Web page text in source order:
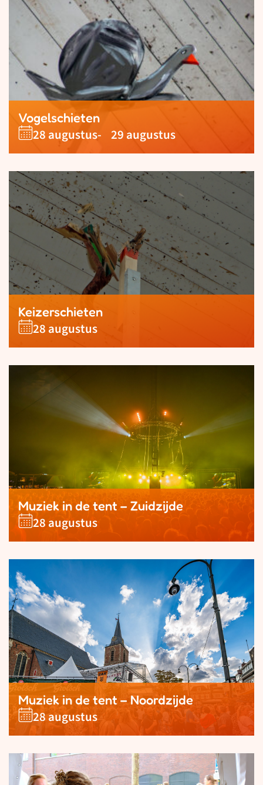
Vogelschieten
28 augustus- 29 augustus
Keizerschieten
28 augustus
Muziek in de tent – Zuidzijde
28 augustus
Muziek in de tent – Noordzijde
28 augustus